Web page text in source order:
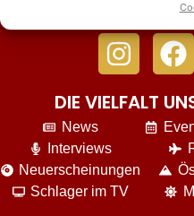
DIE VIELFALT
News
Interviews
Neuerscheinungen
Schlager im TV